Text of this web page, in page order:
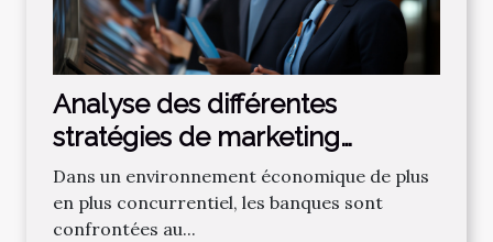
Analyse des différentes
stratégies de marketing
bancaire pour attirer de
nouveaux clients
Dans un environnement économique de plus
en plus concurrentiel, les banques sont
confrontées au...